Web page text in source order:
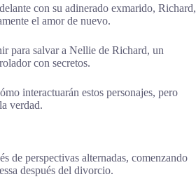
con su adinerado exmarido, Richard,
el amor de nuevo.
para salvar a Nellie de Richard, un
con secretos.
interactuarán estos personajes, pero
verdad.
de perspectivas alternadas, comenzando
después del divorcio.